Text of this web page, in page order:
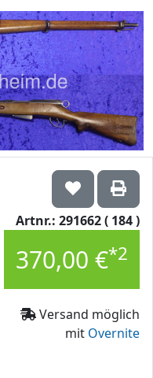
Artnr.: 291662 ( 184 )
370,00 €*2
Versand möglich
mit Overnite